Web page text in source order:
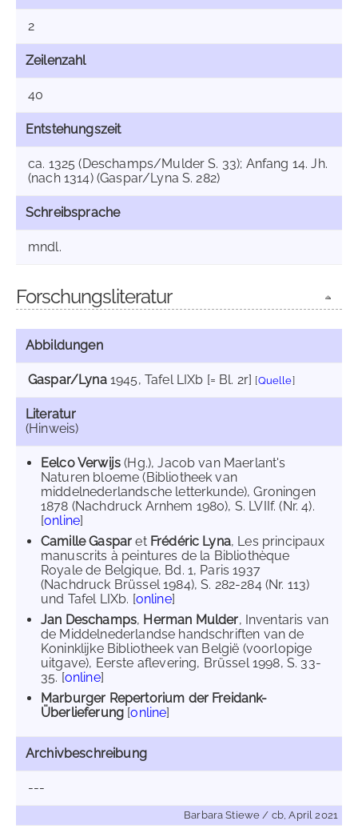
2
Zeilenzahl
40
Entstehungszeit
ca. 1325 (Deschamps/Mulder S. 33); Anfang 14. Jh.
(nach 1314) (Gaspar/Lyna S. 282)
Schreibsprache
mndl.
Forschungsliteratur
Abbildungen
Gaspar/Lyna1945, Tafel LIXb [= Bl. 2r] [Quelle]
Literatur
(Hinweis)
Eelco Verwijs(Hg.), Jacob van Maerlant's
Naturen bloeme (Bibliotheek van
middelnederlandsche letterkunde), Groningen
1878 (Nachdruck Arnhem 1980), S. LVIIf. (Nr. 4).
[online]
Camille Gaspar et Frédéric Lyna, Les principaux
manuscrits à peintures de la Bibliothèque
Royale de Belgique, Bd. 1, Paris 1937
(Nachdruck Brüssel 1984), S. 282-284 (Nr. 113)
und Tafel LIXb. [online]
Jan Deschamps, Herman Mulder, Inventaris van
de Middelnederlandse handschriften van de
Koninklijke Bibliotheek van België (voorlopige
uitgave), Eerste aflevering, Brüssel 1998, S. 33-
35. [online]
Marburger Repertorium der Freidank-
Überlieferung [online]
Archivbeschreibung
---
Barbara Stiewe / cb, April 2021